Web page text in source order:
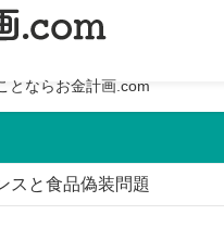
とならお金計画.com
スと食品偽装問題